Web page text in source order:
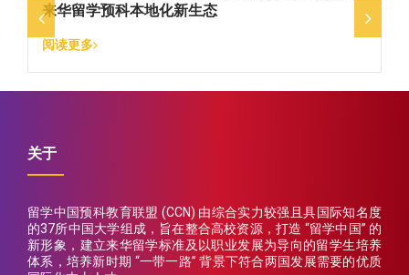
来华留学预科本地化新生态
阅读更多
关于
留学中国预科教育联盟 (CCN) 由综合实力较强且具国际知名度
的37所中国大学组成，旨在整合高校资源，打造 “留学中国” 的
新形象，建立来华留学标准及以职业发展为导向的留学生培养
体系，培养新时期 “一带一路” 背景下符合两国发展需要的优质